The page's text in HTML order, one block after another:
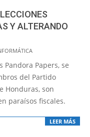
Y ALTERANDO
Pandora Papers, se
del Partido
Honduras, son
paraísos fiscales.
LEER MÁS